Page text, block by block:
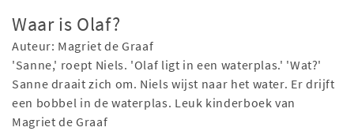
Waar is Olaf?
Auteur: Magriet de Graaf
'Sanne,' roept Niels. 'Olaf ligt in een waterplas.' 'Wat?'
Sanne draait zich om. Niels wijst naar het water. Er drijft
een bobbel in de waterplas. Leuk kinderboek van
Magriet de Graaf